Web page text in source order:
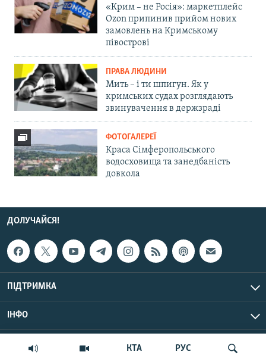
КТА РУС
«Крим – не Росія»: маркетплейс
Ozon припинив прийом нових
замовлень на Кримському
півострові
ПРАВА ЛЮДИНИ
Мить – і ти шпигун. Як у
кримських судах розглядають
звинувачення в держзраді
ФОТОГАЛЕРЕЇ
Краса Сімферопольського
водосховища та занедбаність
довкола
ДОЛУЧАЙСЯ!
ПІДТРИМКА
ІНФО
© Крим.Реалії, 2026 | Усі права застережено.